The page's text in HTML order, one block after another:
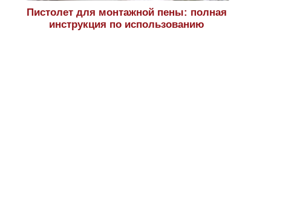
Пистолет для монтажной пены: полная
инструкция по использованию